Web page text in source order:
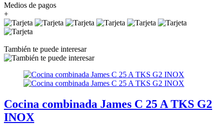
Medios de pagos
+
También te puede interesar
Cocina combinada James C 25 A TKS G2
INOX